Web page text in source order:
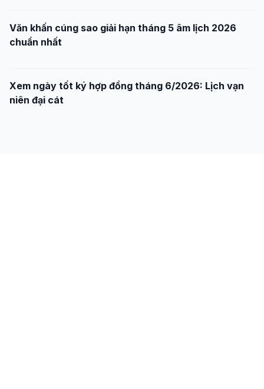
Văn khấn cúng sao giải hạn tháng 5 âm lịch 2026
chuẩn nhất
Xem ngày tốt ký hợp đồng tháng 6/2026: Lịch vạn
niên đại cát